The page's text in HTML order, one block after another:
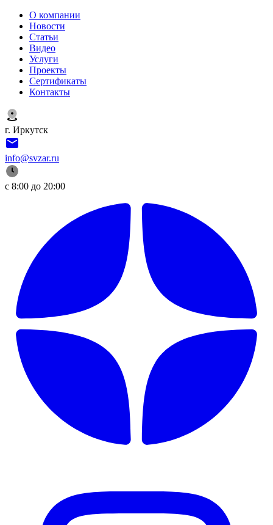
О компании
Новости
Статьи
Видео
Услуги
Проекты
Сертификаты
Контакты
г. Иркутск
info@svzar.ru
с 8:00 до 20:00